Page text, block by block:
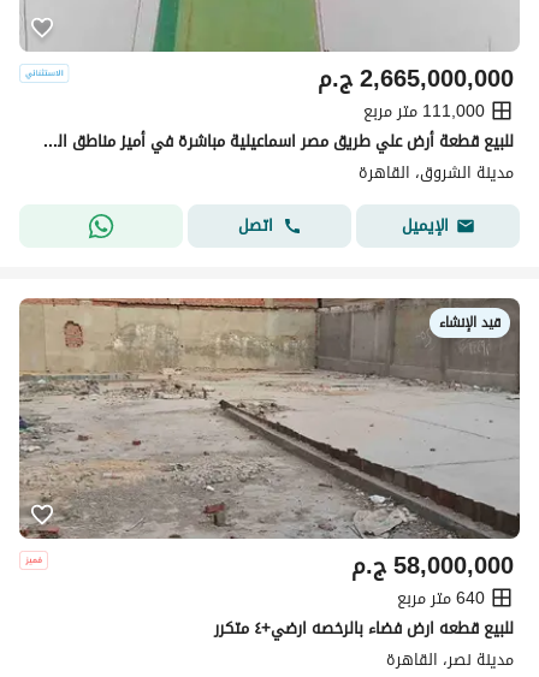
ج.م2,665,000,000
111,000 متر مربع
للبيع قطعة أرض علي طريق مصر اسماعيلية مباشرة في أميز مناطق الشروق بجوار مركز الطبى العالمي و محطة القطار الكهربائي
مدينة الشروق، القاهرة
الإيميل
اتصل
قيد الإنشاء
ج.م58,000,000
640 متر مربع
للبيع قطعه ارض فضاء بالرخصه ارضي+٤ متكرر
مدينة نصر، القاهرة